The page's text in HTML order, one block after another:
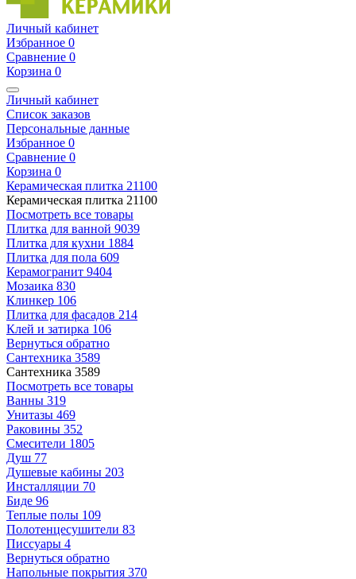
Личный кабинет
Избранное 0
Сравнение 0
Корзина 0
Личный кабинет
Список заказов
Персональные данные
Избранное 0
Сравнение 0
Корзина 0
Керамическая плитка 21100
Керамическая плитка 21100
Посмотреть все товары
Плитка для ванной 9039
Плитка для кухни 1884
Плитка для пола 609
Керамогранит 9404
Мозаика 830
Клинкер 106
Плитка для фасадов 214
Клей и затирка 106
Вернуться обратно
Сантехника 3589
Сантехника 3589
Посмотреть все товары
Ванны 319
Унитазы 469
Раковины 352
Смесители 1805
Душ 77
Душевые кабины 203
Инсталляции 70
Биде 96
Теплые полы 109
Полотенцесушители 83
Писсуары 4
Вернуться обратно
Напольные покрытия 370